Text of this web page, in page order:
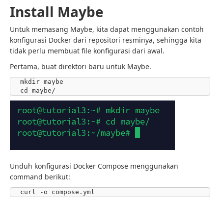
Install Maybe
Untuk memasang Maybe, kita dapat menggunakan contoh
konfigurasi Docker dari repositori resminya, sehingga kita
tidak perlu membuat file konfigurasi dari awal.
Pertama, buat direktori baru untuk Maybe.
mkdir maybe
cd maybe/
Unduh konfigurasi Docker Compose menggunakan
command berikut: